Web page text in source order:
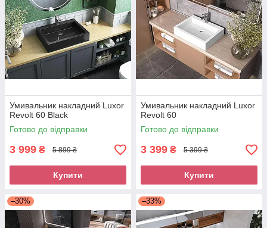
Умивальник накладний Luxor
Revolt 60 Black
Готово до відправки
3 999 ₴ 5 899 ₴
Купити
Умивальник накладний Luxor
Revolt 60
Готово до відправки
3 399 ₴ 5 399 ₴
Купити
–30% –33%